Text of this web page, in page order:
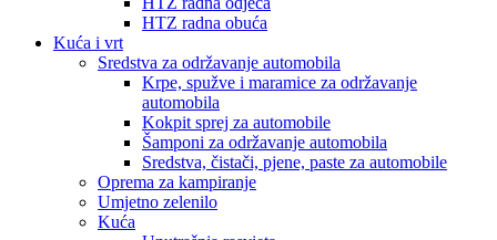
HTZ radna obuća
Kuća i vrt
Sredstva za održavanje automobila
Krpe, spužve i maramice za održavanje
automobila
Kokpit sprej za automobile
Šamponi za održavanje automobila
Sredstva, čistači, pjene, paste za automobile
Oprema za kampiranje
Umjetno zelenilo
Kuća